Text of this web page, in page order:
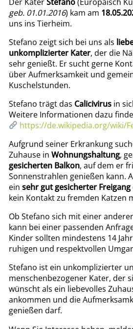
geb. 01.01.2016) kam am
uns ins Tierheim.
Stefano zeigt sich bei uns als
unkomplizierter Kater, der die
sehr genießt. Er sucht gerne
über Aufmerksamkeit und
Kuschelstunden.
Stefano trägt das Calicivirus in
Weitere Informationen dazu
https://de.wikipedia.org/wiki/
Aufgrund seiner Erkrankung
Zuhause in Wohnungshaltung,
gesicherten Balkon, auf dem er
Sonnenstrahlen genießen kann.
ein sehr gut gesicherter Freigang
kein Kontakt zu fremden Katzen
Ob Stefano sich mit einer
kann bei einer passenden
Kinder sollten mindestens 14
ruhigen und respektvollen
Stefano ist ein unkomplizierter
menschenbezogener Kater, der
wünscht als ein liebevolles
ankommen und die
genießen darf.